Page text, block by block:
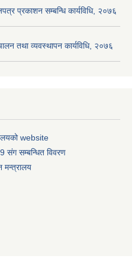
प्रकाशन सम्बन्धि कार्यविधि, २०७६
तथा व्यवस्थापन कार्यविधि, २०७६
website
संग सम्बन्धित विवरण
मन्त्रालय